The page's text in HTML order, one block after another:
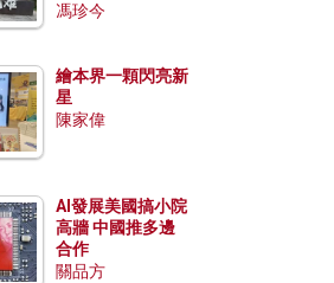
馮珍今
繪本界一顆閃亮新
星
陳家偉
AI發展美國搞小院
高牆 中國推多邊
合作
關品方